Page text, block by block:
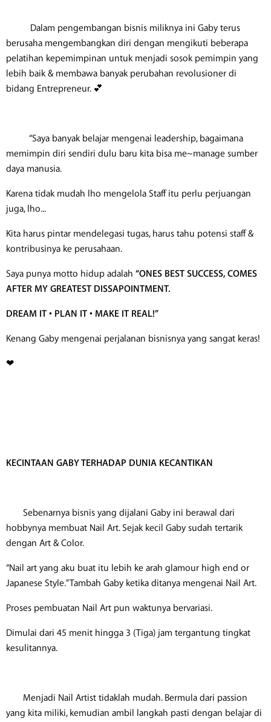
Dalam pengembangan bisnis miliknya ini Gaby terus
berusaha mengembangkan diri dengan mengikuti beberapa
pelatihan kepemimpinan untuk menjadi sosok pemimpin yang
lebih baik & membawa banyak perubahan revolusioner di
bidang Entrepreneur. 💕
“Saya banyak belajar mengenai leadership, bagaimana
memimpin diri sendiri dulu baru kita bisa me~manage sumber
daya manusia.
Karena tidak mudah lho mengelola Staff itu perlu perjuangan
juga, lho...
Kita harus pintar mendelegasi tugas, harus tahu potensi staff &
kontribusinya ke perusahaan.
Saya punya motto hidup adalah “ONES BEST SUCCESS, COMES
AFTER MY GREATEST DISSAPOINTMENT.
DREAM IT • PLAN IT • MAKE IT REAL!”
Kenang Gaby mengenai perjalanan bisnisnya yang sangat keras!
❤
KECINTAAN GABY TERHADAP DUNIA KECANTIKAN
​ Sebenarnya bisnis yang dijalani Gaby ini berawal dari
hobbynya membuat Nail Art. Sejak kecil Gaby sudah tertarik
dengan Art & Color.
“Nail art yang aku buat itu lebih ke arah glamour high end or
Japanese Style.” Tambah Gaby ketika ditanya mengenai Nail Art.
Proses pembuatan Nail Art pun waktunya bervariasi.
Dimulai dari 45 menit hingga 3 (Tiga) jam tergantung tingkat
kesulitannya.
Menjadi Nail Artist tidaklah mudah. Bermula dari passion
yang kita miliki, kemudian ambil langkah pasti dengan belajar di